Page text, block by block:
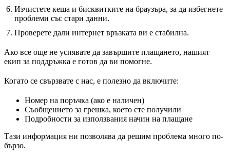
Изчистете кеша и бисквитките на браузъра, за да избегнете
проблеми със стари данни.
Проверете дали интернет връзката ви е стабилна.
Ако все още не успявате да завършите плащането, нашият
екип за поддръжка е готов да ви помогне.
Когато се свързвате с нас, е полезно да включите:
Номер на поръчка (ако е наличен)
Съобщението за грешка, което сте получили
Подробности за използвания начин на плащане
Тази информация ни позволява да решим проблема много по-
бързо.